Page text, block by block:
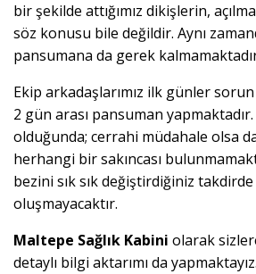
bir şekilde attığımız dikişlerin,
söz konusu bile değildir. Aynı
pansumana da gerek
Ekip arkadaşlarımız ilk günler
2 gün arası pansuman
olduğunda; cerrahi müdahale olsa
herhangi bir sakıncası
bezini sık sık değiştirdiğiniz
oluşmayacaktır.
Maltepe Sağlık Kabini olarak
detaylı bilgi aktarımı da yapmaktayız.